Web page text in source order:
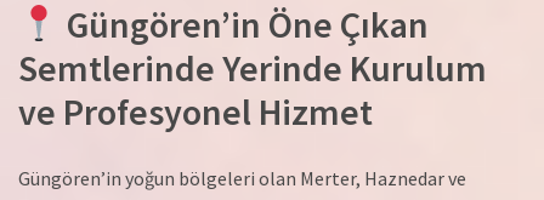
Güngören’in Öne Çıkan
Semtlerinde Yerinde Kurulum
ve Profesyonel Hizmet
Güngören’in yoğun bölgeleri olan Merter, Haznedar ve